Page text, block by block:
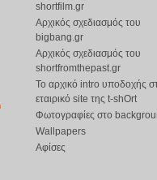
shortfilm.gr
Αρχικός σχεδιασμός του
bigbang.gr
Αρχικός σχεδιασμός του
shortfromthepast.gr
Το αρχικό intro υποδοχής
εταιρικό site της t-shOrt
Φωτογραφίες στο
Wallpapers
Αφίσες